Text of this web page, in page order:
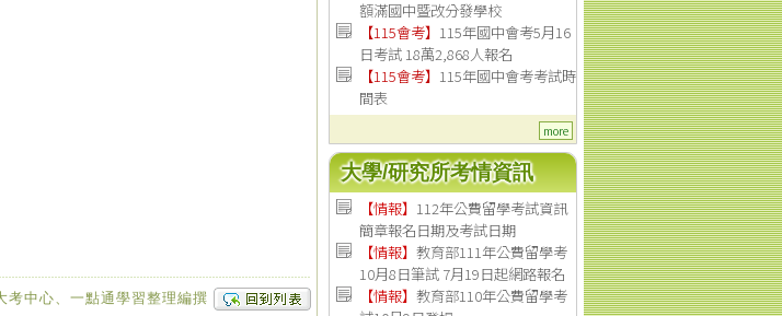
考中心、一點通學習整理編撰
額滿國中暨改分發學校
【115會考】 115年國中會考5月16
日考試 18萬2,868人報名
【115會考】 115年國中會考考試時
間表
more
大學/研究所考情資訊
【情報】 112年公費留學考試資訊
簡章報名日期及考試日期
【情報】 教育部111年公費留學考
10月8日筆試 7月19日起網路報名
【情報】 教育部110年公費留學考